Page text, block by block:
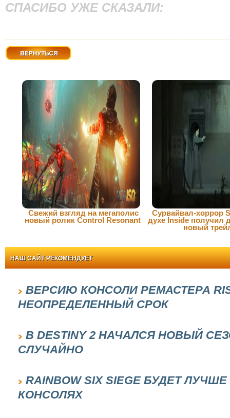
СПАСИБО УЖЕ СКАЗАЛИ:
Свежий взгляд на мегаполис
новый ролик Control Resonant
Сурвайвал-хоррор
духе Inside получил
новый
НАШ САЙТ РЕКОМЕНДУЕТ
ВЕРСИЮ КОНСОЛИ РЕМАСТЕРА
НЕОПРЕДЕЛЕННЫЙ СРОК
В DESTINY 2 НАЧАЛСЯ НОВЫЙ
СЛУЧАЙНО
RAINBOW SIX SIEGE БУДЕТ
КОНСОЛЯХ